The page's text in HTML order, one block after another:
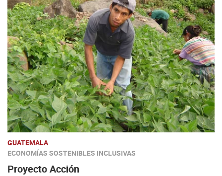
GUATEMALA
ECONOMÍAS SOSTENIBLES INCLUSIVAS
Proyecto Acción